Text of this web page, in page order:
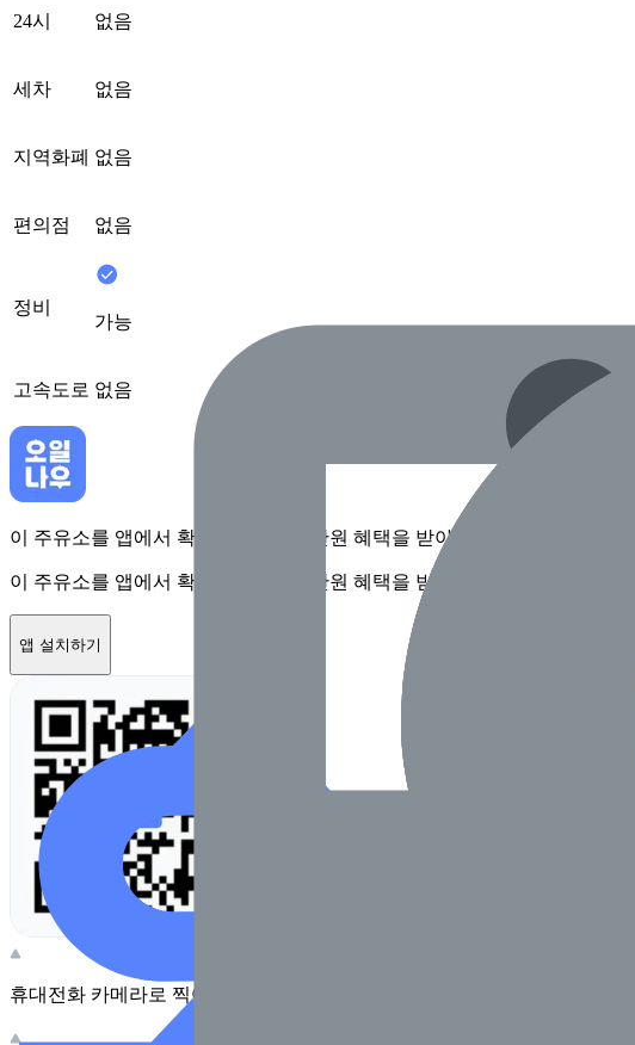
24시 없음
세차 없음
지역화폐 없음
편의점 없음
정비
가능
고속도로 없음
이 주유소를 앱에서 확인하고 최대 1만원 혜택을 받아보세요
이 주유소를 앱에서 확인하고 최대 1만원 혜택을 받아보세요
앱 설치하기
휴대전화 카메라로 찍어보세요